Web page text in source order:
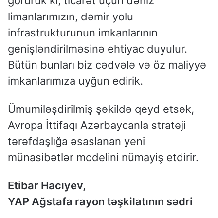
limanlarımızın, dəmir yolu
infrastrukturunun imkanlarının
genişləndirilməsinə ehtiyac duyulur.
Bütün bunları biz cədvələ və öz maliyyə
imkanlarımıza uyğun edirik.
Ümumiləşdirilmiş şəkildə qeyd etsək,
Avropa İttifaqı Azərbaycanla strateji
tərəfdaşlığa əsaslanan yeni
münasibətlər modelini nümayiş etdirir.
Etibar Hacıyev,
YAP Ağstafa rayon təşkilatının sədri